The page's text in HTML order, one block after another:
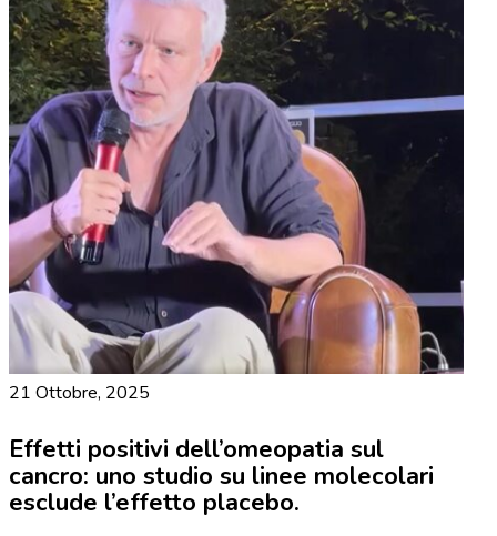
21 Ottobre, 2025
Effetti positivi dell’omeopatia sul
cancro: uno studio su linee molecolari
esclude l’effetto placebo.